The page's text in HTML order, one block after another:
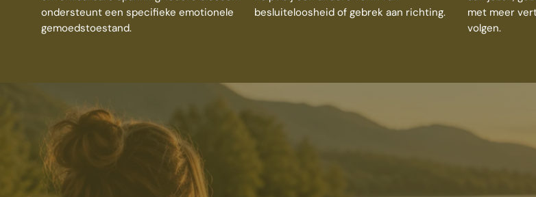
ondersteunt een specifieke emotionele
gemoedstoestand.
besluiteloosheid of gebrek aan richting.
met meer
volgen.